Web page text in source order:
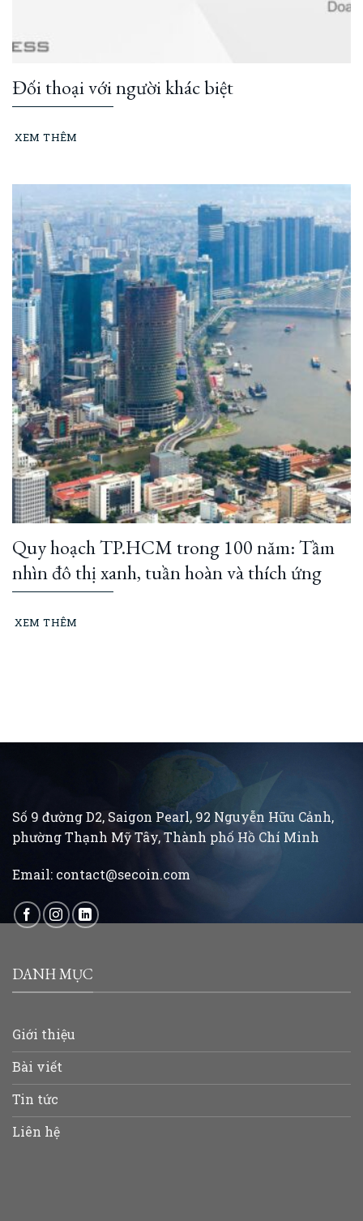
Đối thoại với người khác biệt
XEM THÊM
Quy hoạch TP.HCM trong 100 năm: Tầm
nhìn đô thị xanh, tuần hoàn và thích ứng
XEM THÊM
Số 9 đường D2, Saigon Pearl, 92 Nguyễn Hữu Cảnh,
phường Thạnh Mỹ Tây, Thành phố Hồ Chí Minh
Email: contact@secoin.com
DANH MỤC
Giới thiệu
Bài viết
Tin tức
Liên hệ